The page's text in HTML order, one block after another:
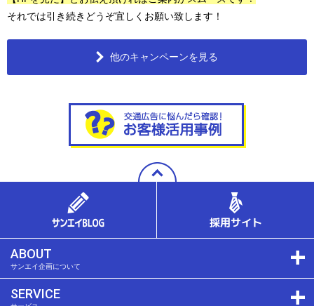
それでは引き続きどうぞ宜しくお願い致します！
他のキャンペーンを見る
ABOUT
サンエイ企画について
SERVICE